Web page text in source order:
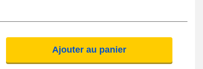
Ajouter au panier